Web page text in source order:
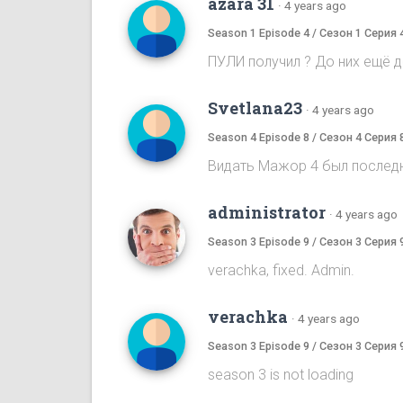
· 4 years ago
Season 1 Episode 4 / Сезон 1 Серия
ПУЛИ получил ? До них ещё
Svetlana23 · 4 years ago
Season 4 Episode 8 / Сезон 4 Серия
Видать Мажор 4 был
administrator · 4 years ago
Season 3 Episode 9 / Сезон 3 Серия
verachka, fixed. Admin.
verachka · 4 years ago
Season 3 Episode 9 / Сезон 3 Серия
season 3 is not loading